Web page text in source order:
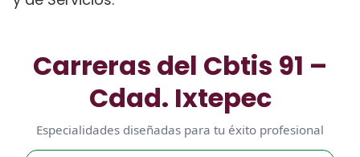
Carreras del Cbtis 91 –
Cdad. Ixtepec
Especialidades diseñadas para tu éxito profesional